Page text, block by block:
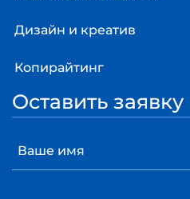
Дизайн и креатив
Копирайтинг
Оставить заявку